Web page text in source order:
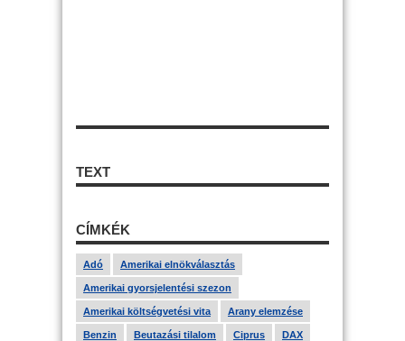
TEXT
CÍMKÉK
Adó Amerikai elnökválasztás
Amerikai gyorsjelentési szezon
Amerikai költségvetési vita Arany elemzése
Benzin Beutazási tilalom Ciprus DAX